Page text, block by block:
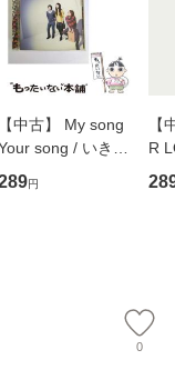
【中古】 My song
song / いきも
のがかり / [CD]
【メール便送料無
円
【
R
産
0